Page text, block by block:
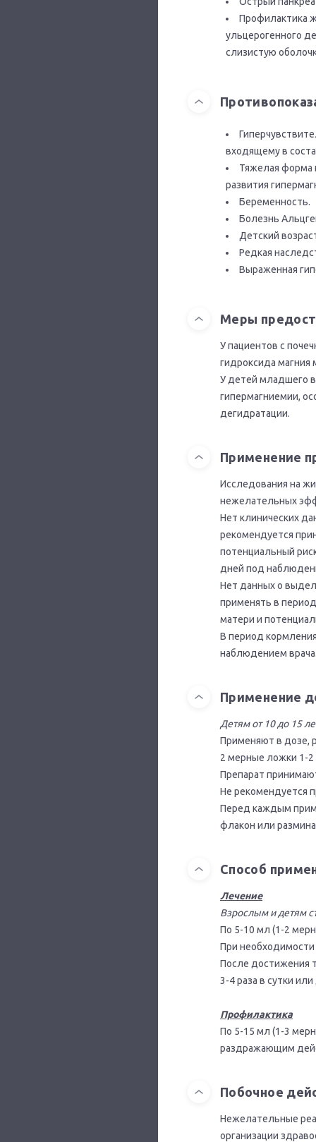
Профилактика
ульцерогенного
слизистую
входящему в
Тяжелая форма
развития
Беременность.
Болезнь
Детский
Редкая
Выраженная
Меры
У пациентов с
гидроксида магния
У детей младшего
гипермагниемии,
дегидратации.
Применение
Исследования на
нежелательных
Нет клинических
рекомендуется
потенциальный
дней под
Нет данных о
применять в
матери и
В период
наблюдением
Применение
Детям от 10 до 15
Применяют в дозе,
2 мерные ложки 1-2
Препарат
Не рекомендуется
Перед каждым
флакон или
Способ
Лечение
Взрослым и детям
По 5-10 мл (1-2
При
После достижения
3-4 раза в сутки
Профилактика
По 5-15 мл (1-3
раздражающим
Побочное
Нежелательные
организации